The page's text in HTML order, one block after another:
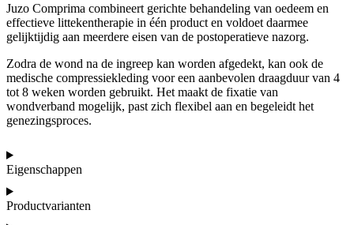
Juzo Comprima combineert gerichte behandeling van oedeem en
effectieve littekentherapie in één product en voldoet daarmee
gelijktijdig aan meerdere eisen van de postoperatieve nazorg.
Zodra de wond na de ingreep kan worden afgedekt, kan ook de
medische compressiekleding voor een aanbevolen draagduur van 4
tot 8 weken worden gebruikt. Het maakt de fixatie van
wondverband mogelijk, past zich flexibel aan en begeleidt het
genezingsproces.
Eigenschappen
Productvarianten